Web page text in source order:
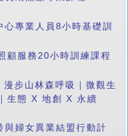
專業人員8小時基礎訓
顧服務20小時訓練課程
步山林森呼吸｜微觀生
生態 X 地創 X 永續
婦女異業結盟行動計